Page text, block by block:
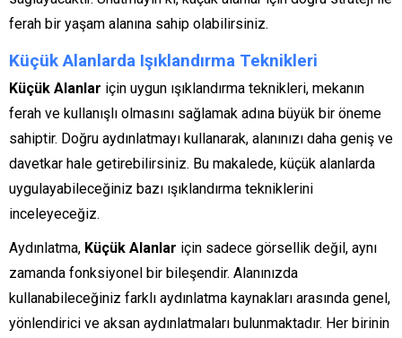
ferah bir yaşam alanına sahip olabilirsiniz.
Küçük Alanlarda Işıklandırma Teknikleri
Küçük Alanlar için uygun ışıklandırma teknikleri, mekanın
ferah ve kullanışlı olmasını sağlamak adına büyük bir öneme
sahiptir. Doğru aydınlatmayı kullanarak, alanınızı daha geniş ve
davetkar hale getirebilirsiniz. Bu makalede, küçük alanlarda
uygulayabileceğiniz bazı ışıklandırma tekniklerini
inceleyeceğiz.
Aydınlatma, Küçük Alanlar için sadece görsellik değil, aynı
zamanda fonksiyonel bir bileşendir. Alanınızda
kullanabileceğiniz farklı aydınlatma kaynakları arasında genel,
yönlendirici ve aksan aydınlatmaları bulunmaktadır. Her birinin